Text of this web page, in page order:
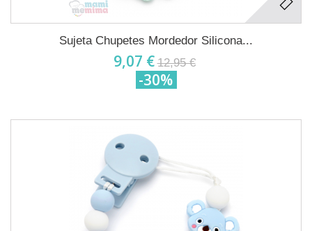
Sujeta Chupetes Mordedor Silicona...
9,07 € 12,95 €
-30%